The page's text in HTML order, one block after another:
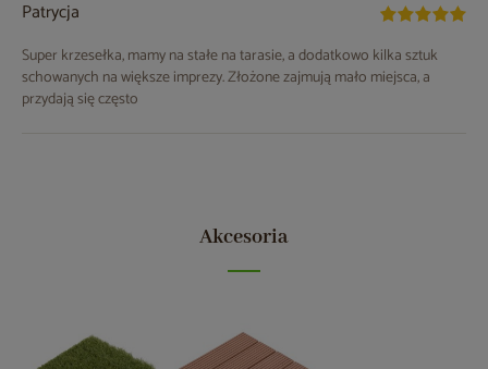
Patrycja
Super krzesełka, mamy na stałe na tarasie, a dodatkowo kilka sztuk
schowanych na większe imprezy. Złożone zajmują mało miejsca, a
przydają się często
Akcesoria